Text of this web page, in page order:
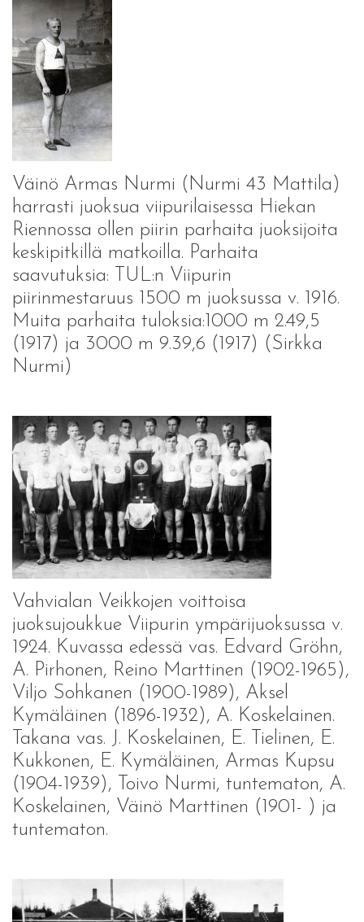
Väinö Armas Nurmi (Nurmi 43 Mattila)
harrasti juoksua viipurilaisessa Hiekan
Riennossa ollen piirin parhaita juoksijoita
keskipitkillä matkoilla. Parhaita
saavutuksia: TUL:n Viipurin
piirinmestaruus 1500 m juoksussa v. 1916.
Muita parhaita tuloksia:1000 m 2.49,5
(1917) ja 3000 m 9.39,6 (1917) (Sirkka
Nurmi)
Vahvialan Veikkojen voittoisa
juoksujoukkue Viipurin ympärijuoksussa v.
1924. Kuvassa edessä vas. Edvard Gröhn,
A. Pirhonen, Reino Marttinen (1902-1965),
Viljo Sohkanen (1900-1989), Aksel
Kymäläinen (1896-1932), A. Koskelainen.
Takana vas. J. Koskelainen, E. Tielinen, E.
Kukkonen, E. Kymäläinen, Armas Kupsu
(1904-1939), Toivo Nurmi, tuntematon, A.
Koskelainen, Väinö Marttinen (1901- ) ja
tuntematon.